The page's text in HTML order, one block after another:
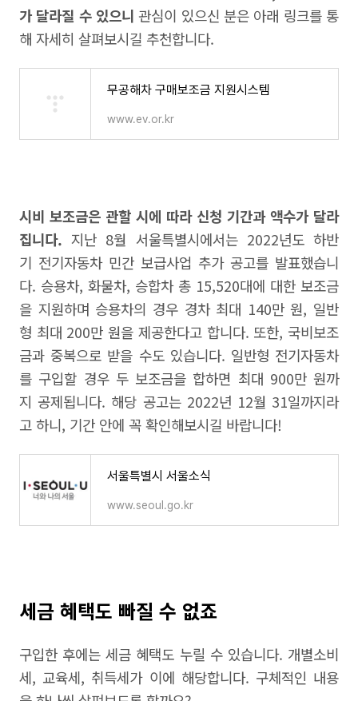
가 달라질 수 있으니 관심이 있으신 분은 아래 링크를 통
해 자세히 살펴보시길 추천합니다.
무공해차 구매보조금 지원시스템
www.ev.or.kr
시비 보조금은 관할 시에 따라 신청 기간과 액수가 달라
집니다.지난 8월 서울특별시에서는 2022년도 하반
기 전기자동차 민간 보급사업 추가 공고를 발표했습니
다. 승용차, 화물차, 승합차 총 15,520대에 대한 보조금
을 지원하며 승용차의 경우 경차 최대 140만 원, 일반
형 최대 200만 원을 제공한다고 합니다. 또한, 국비보조
금과 중복으로 받을 수도 있습니다. 일반형 전기자동차
를 구입할 경우 두 보조금을 합하면 최대 900만 원까
지 공제됩니다. 해당 공고는 2022년 12월 31일까지라
고 하니, 기간 안에 꼭 확인해보시길 바랍니다!
서울특별시 서울소식
www.seoul.go.kr
세금 혜택도 빠질 수 없죠
구입한 후에는 세금 혜택도 누릴 수 있습니다. 개별소비
세, 교육세, 취득세가 이에 해당합니다. 구체적인 내용